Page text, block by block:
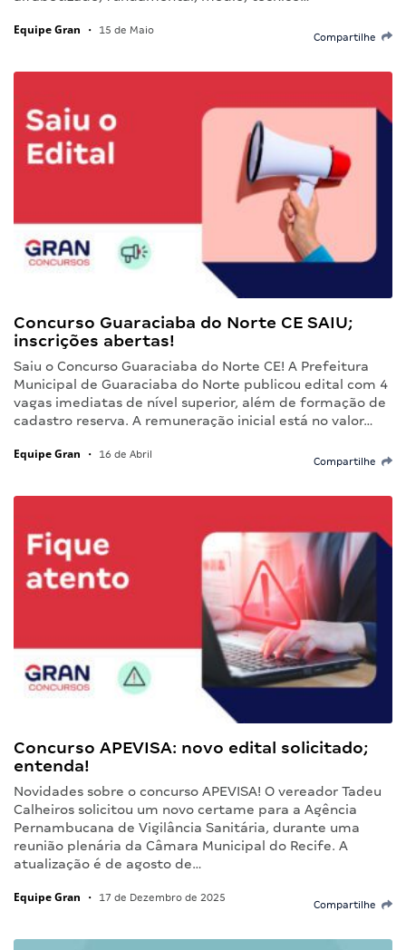
Equipe Gran • 15 de Maio
Compartilhe
Concurso Guaraciaba do Norte CE SAIU;
inscrições abertas!
Saiu o Concurso Guaraciaba do Norte CE! A Prefeitura
Municipal de Guaraciaba do Norte publicou edital com 4
vagas imediatas de nível superior, além de formação de
cadastro reserva. A remuneração inicial está no valor…
Equipe Gran • 16 de Abril
Compartilhe
Concurso APEVISA: novo edital solicitado;
entenda!
Novidades sobre o concurso APEVISA! O vereador Tadeu
Calheiros solicitou um novo certame para a Agência
Pernambucana de Vigilância Sanitária, durante uma
reunião plenária da Câmara Municipal do Recife. A
atualização é de agosto de…
Equipe Gran • 17 de Dezembro de 2025
Compartilhe